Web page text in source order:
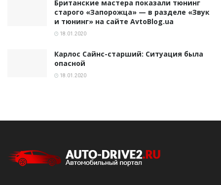
Британские мастера показали тюнинг
старого «Запорожца» — в разделе «Звук
и тюнинг» на сайте AvtoBlog.ua
18.01.2020
Карлос Сайнс-старший: Ситуация была
опасной
18.01.2020